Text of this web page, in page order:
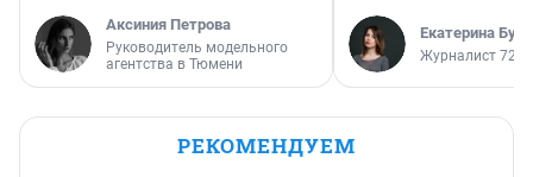
Аксиния Петрова
Руководитель модельного
агентства в Тюмени
Екатерина
Журналист
РЕКОМЕНДУЕМ